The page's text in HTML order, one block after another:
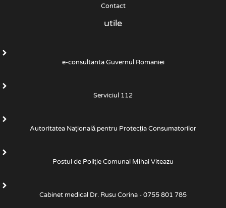
Contact
utile
e-consultanta Guvernul Romaniei
Serviciul 112
Autoritatea Națională pentru Protecția Consumatorilor
Postul de Poliţie Comunal Mihai Viteazu
Cabinet medical Dr. Rusu Corina - 0755 801 785